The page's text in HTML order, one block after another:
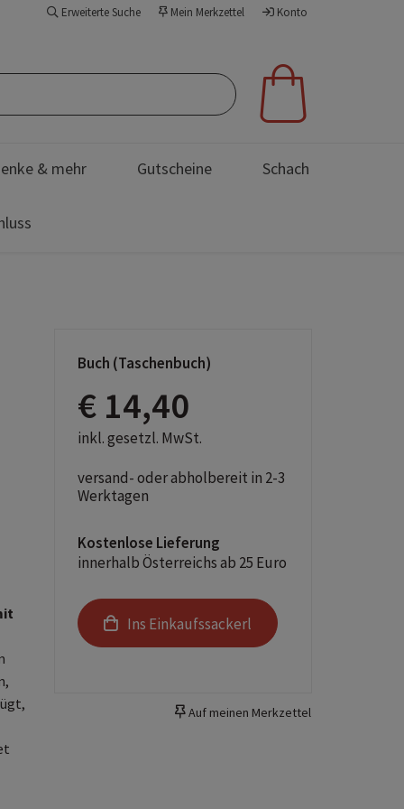
Erweiterte Suche Mein Merkzettel Konto
& mehr Gutscheine Schach
Buch (Taschenbuch)
€ 14,40
inkl. gesetzl. MwSt.
versand- oder abholbereit in 2-3
Werktagen
Kostenlose Lieferung
innerhalb Österreichs ab 25 Euro
Ins Einkaufssackerl
Auf meinen Merkzettel